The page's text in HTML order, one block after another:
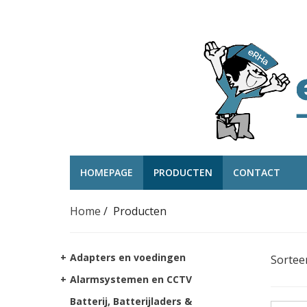
HOMEPAGE PRODUCTEN CONTACT
Home / Producten
+ Adapters en voedingen
+ Alarmsystemen en CCTV
Batterij, Batterijladers &